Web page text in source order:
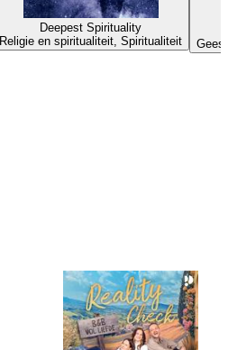
Deepest Spirituality
Religie en spiritualiteit, Spiritualiteit